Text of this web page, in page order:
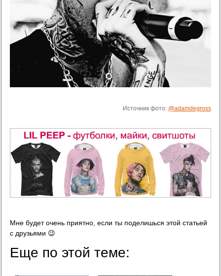
Источник фото: @adamdegross
Мне будет очень приятно, если ты поделишься этой статьей
с друзьями 😉
Еще по этой теме: